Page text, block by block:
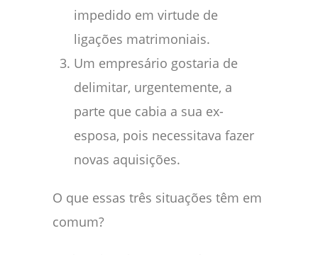
impedido em virtude de
ligações matrimoniais.
Um empresário gostaria de
delimitar, urgentemente, a
parte que cabia a sua ex-
esposa, pois necessitava fazer
novas aquisições.
O que essas três situações têm em
comum?